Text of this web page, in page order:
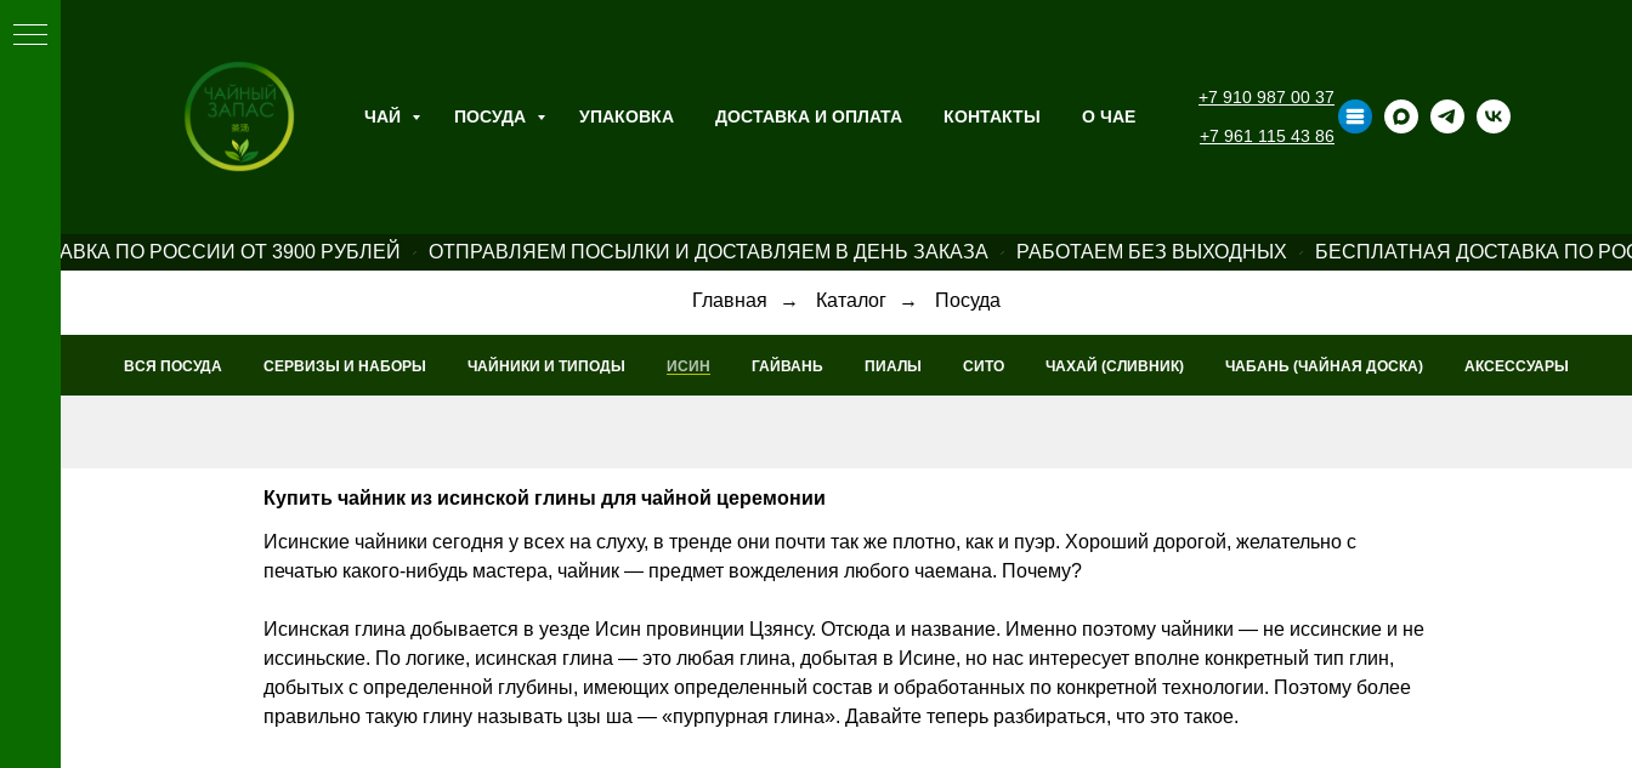
ЧАЙ ПОСУДА УПАКОВКА ДОСТАВКА И ОПЛАТА КОНТАКТЫ О ЧАЕ
+7 910 987 00 37
+7 961 115 43 86
ПО РОССИИ ОТ 3900 РУБЛЕЙ ОТПРАВЛЯЕМ ПОСЫЛКИ И ДОСТАВЛЯЕМ В ДЕНЬ ЗАКАЗА РАБОТАЕМ БЕЗ ВЫХОДНЫХ БЕСПЛАТНАЯ ДОСТАВКА ПО
Главная → Каталог → Посуда
ВСЯ ПОСУДА СЕРВИЗЫ И НАБОРЫ ЧАЙНИКИ И ТИПОДЫ ИСИН ГАЙВАНЬ ПИАЛЫ СИТО ЧАХАЙ (СЛИВНИК) ЧАБАНЬ (ЧАЙНАЯ ДОСКА) АКСЕССУАРЫ
Купить чайник из исинской глины для чайной церемонии
Исинские чайники сегодня у всех на слуху, в тренде они почти так же плотно, как и пуэр. Хороший дорогой, желательно с
печатью какого-нибудь мастера, чайник — предмет вожделения любого чаемана. Почему?
Исинская глина добывается в уезде Исин провинции Цзянсу. Отсюда и название. Именно поэтому чайники — не иссинские и не
иссиньские. По логике, исинская глина — это любая глина, добытая в Исине, но нас интересует вполне конкретный тип глин,
добытых с определенной глубины, имеющих определенный состав и обработанных по конкретной технологии. Поэтому более
правильно такую глину называть цзы ша — «пурпурная глина». Давайте теперь разбираться, что это такое.